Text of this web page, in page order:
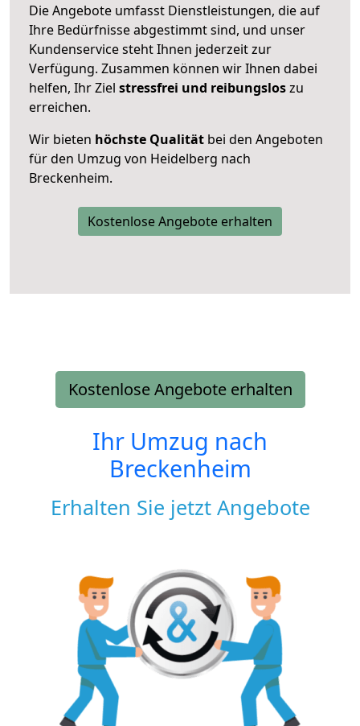
Die Angebote umfasst Dienstleistungen, die auf
Ihre Bedürfnisse abgestimmt sind, und unser
Kundenservice steht Ihnen jederzeit zur
Verfügung. Zusammen können wir Ihnen dabei
helfen, Ihr Ziel stressfrei und reibungsloszu
erreichen.
Wir bieten höchste Qualität bei den Angeboten
für den Umzug von Heidelberg nach
Breckenheim.
Kostenlose Angebote erhalten
Kostenlose Angebote erhalten
Ihr Umzug nach
Breckenheim
Erhalten Sie jetzt Angebote